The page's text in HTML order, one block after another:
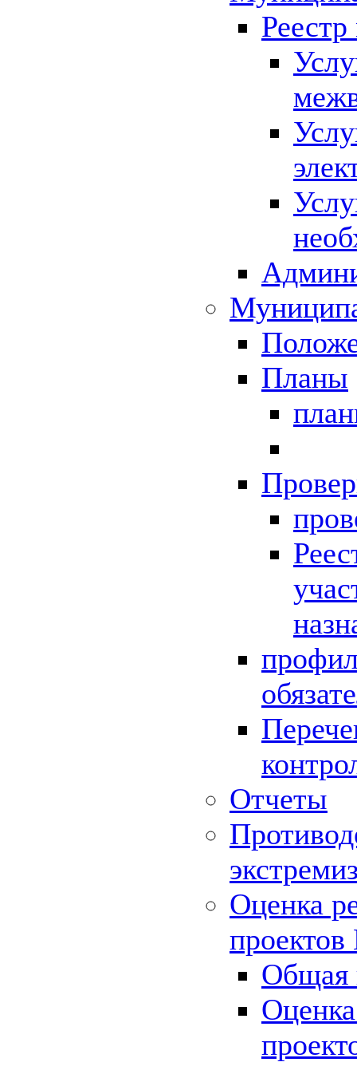
Планы
Отчеты
Оценка
Общая